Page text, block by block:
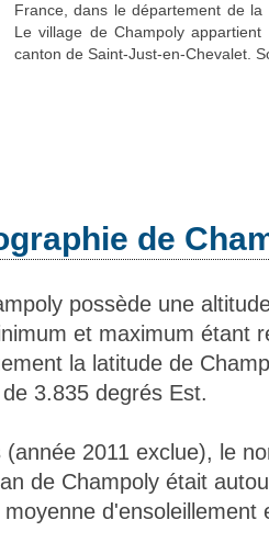
France, dans le département de
Le village de Champoly
canton de Saint-Just-en-Chevalet.
de
possède une
et maximum étant
la latitude de
3.835 degrés Est.
2011 exclue), le
de Champoly était
d'ensoleillement